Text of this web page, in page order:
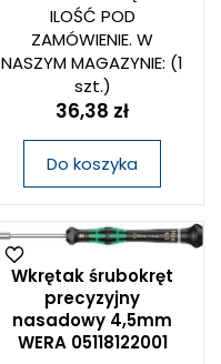
ILOŚĆ POD
ZAMÓWIENIE. W
NASZYM MAGAZYNIE: (1
szt.)
36,38 zł
Do koszyka
Wkrętak śrubokręt
precyzyjny
nasadowy 4,5mm
WERA 05118122001